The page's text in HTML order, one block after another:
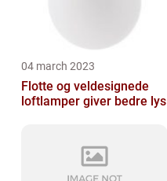
04 march 2023
Flotte og veldesignede
loftlamper giver bedre lys